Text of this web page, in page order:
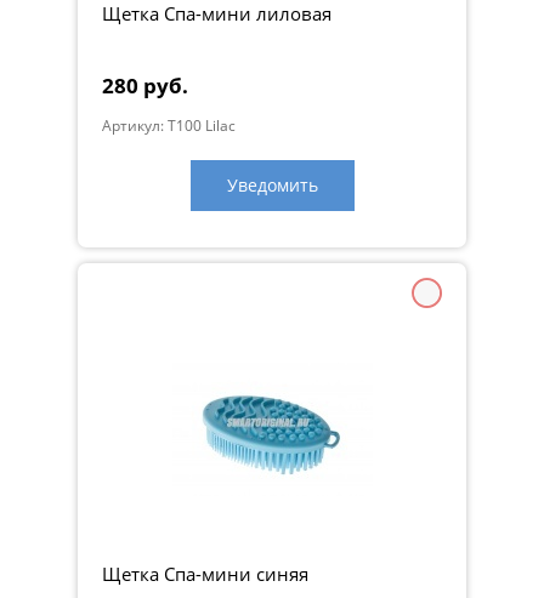
Щетка Спа-мини лиловая
280 руб.
Артикул: T100 Lilac
Уведомить
Щетка Спа-мини синяя